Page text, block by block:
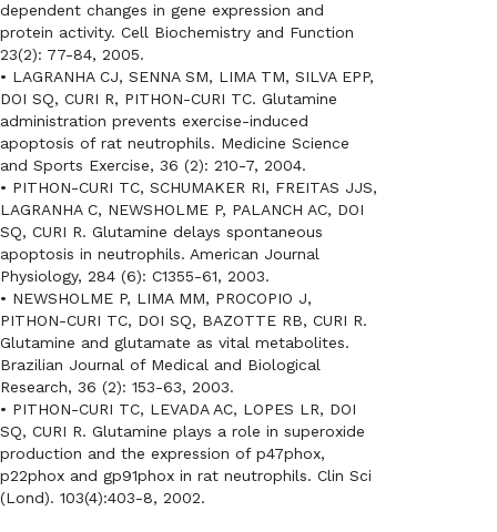
dependent changes in gene expression and
protein activity. Cell Biochemistry and Function
23(2): 77-84, 2005.
• LAGRANHA CJ, SENNA SM, LIMA TM, SILVA EPP,
DOI SQ, CURI R, PITHON-CURI TC. Glutamine
administration prevents exercise-induced
apoptosis of rat neutrophils. Medicine Science
and Sports Exercise, 36 (2): 210-7, 2004.
• PITHON-CURI TC, SCHUMAKER RI, FREITAS JJS,
LAGRANHA C, NEWSHOLME P, PALANCH AC, DOI
SQ, CURI R. Glutamine delays spontaneous
apoptosis in neutrophils. American Journal
Physiology, 284 (6): C1355-61, 2003.
• NEWSHOLME P, LIMA MM, PROCOPIO J,
PITHON-CURI TC, DOI SQ, BAZOTTE RB, CURI R.
Glutamine and glutamate as vital metabolites.
Brazilian Journal of Medical and Biological
Research, 36 (2): 153-63, 2003.
• PITHON-CURI TC, LEVADA AC, LOPES LR, DOI
SQ, CURI R. Glutamine plays a role in superoxide
production and the expression of p47phox,
p22phox and gp91phox in rat neutrophils. Clin Sci
(Lond). 103(4):403-8, 2002.